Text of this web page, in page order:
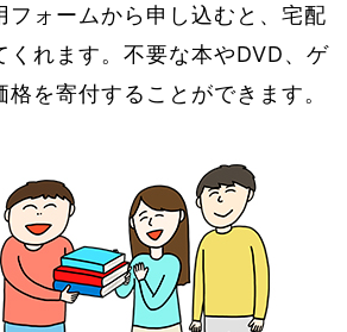
フォームから申し込むと、宅配
くれます。不要な本やDVD、ゲ
を寄付することができます。